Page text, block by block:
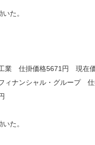
た。
業 仕掛価格5671円 現在
ィナンシャル・グループ 仕
た。